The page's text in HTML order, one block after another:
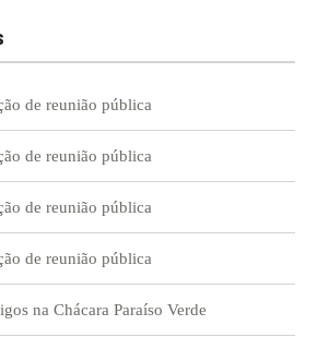
de reunião pública
de reunião pública
de reunião pública
de reunião pública
na Chácara Paraíso Verde